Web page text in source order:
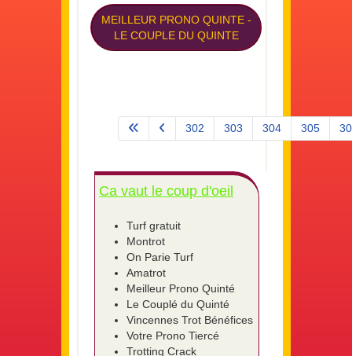
MEILLEUR PRONO QUINTE-
LE COUPLE DU QUINTE
Page 307 sur 575
302 303 304 305
Ca vaut le coup d'oeil
Turf gratuit
Montrot
On Parie Turf
Amatrot
Meilleur Prono Quinté
Le Couplé du Quinté
Vincennes Trot Bénéfices
Votre Prono Tiercé
Trotting Crack